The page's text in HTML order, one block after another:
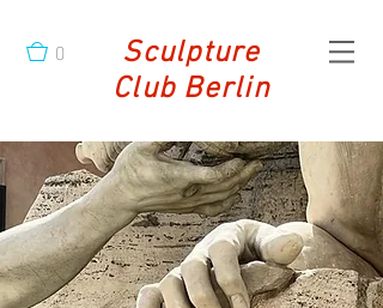
0
Sculpture
Club Berlin